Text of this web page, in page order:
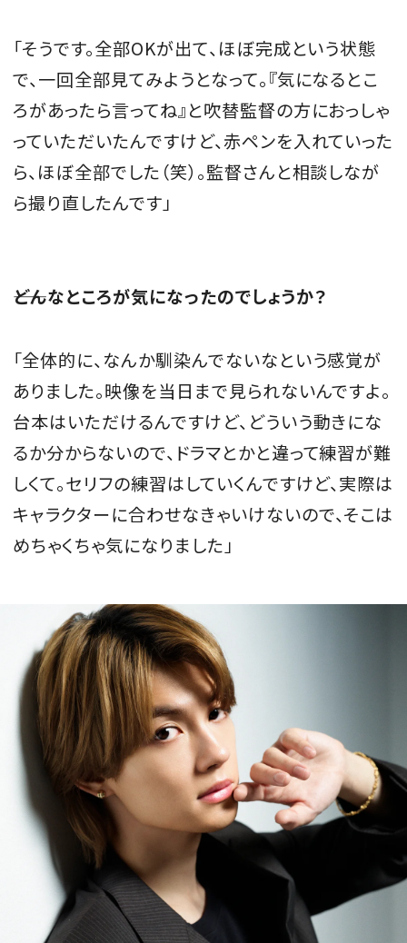
「そうです。全部OKが出て、ほぼ完成という状態
で、一回全部見てみようとなって。『気になるとこ
ろがあったら言ってね』と吹替監督の方におっしゃ
っていただいたんですけど、赤ペンを入れていった
ら、ほぼ全部でした（笑）。監督さんと相談しなが
ら撮り直したんです」
どんなところが気になったのでしょうか？
「全体的に、なんか馴染んでないなという感覚が
ありました。映像を当日まで見られないんですよ。
台本はいただけるんですけど、どういう動きにな
るか分からないので、ドラマとかと違って練習が難
しくて。セリフの練習はしていくんですけど、実際は
キャラクターに合わせなきゃいけないので、そこは
めちゃくちゃ気になりました」